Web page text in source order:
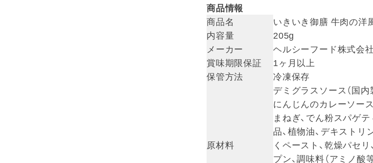
商品情報
商品名
いきいき御膳 牛肉の洋
内容量
205g
メーカー
ヘルシーフード株式会社
賞味期限保証
1ヶ月以上
保管方法
冷凍保存
原材料
デミグラスソース（国内
にんじんのカレーソー
まねぎ、でん粉スパゲ
品、植物油、デキストリ
くペースト、乾燥パセ
プン、調味料（アミノ酸